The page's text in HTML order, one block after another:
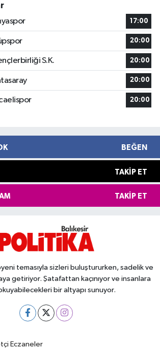
17:00
20:00
S.K. 20:00
20:00
20:00
BEĞEN
TAKIP ET
TAKIP ET
temasıyla sizleri buluştururken, sadelik ve
getiriyor. Şatafattan kaçınıyor ve insanlara
bir altyapı sunuyor.
Eczaneler